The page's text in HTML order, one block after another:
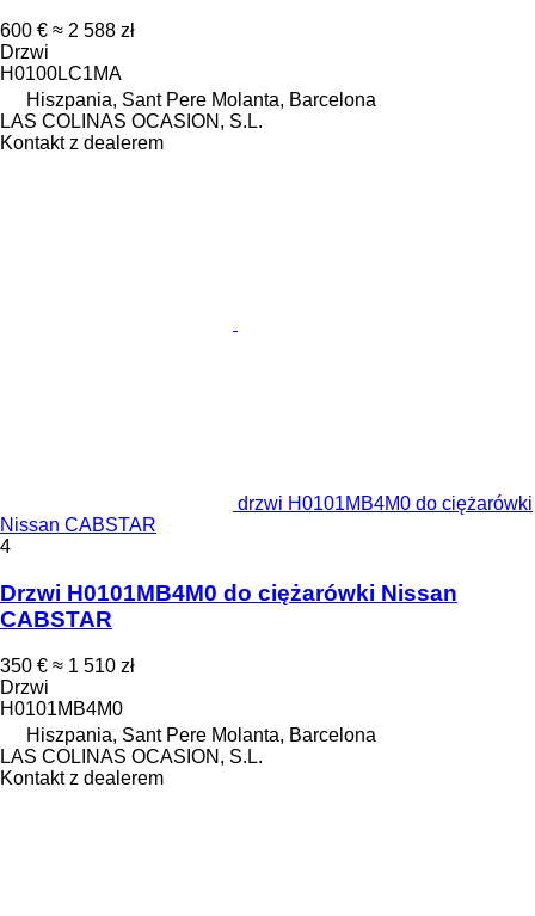
600 € ≈ 2 588 zł
Drzwi
H0100LC1MA
Hiszpania, Sant Pere Molanta, Barcelona
LAS COLINAS OCASION, S.L.
Kontakt z dealerem
drzwi H0101MB4M0 do ciężarówki
Nissan CABSTAR
4
Drzwi H0101MB4M0 do ciężarówki Nissan
CABSTAR
350 € ≈ 1 510 zł
Drzwi
H0101MB4M0
Hiszpania, Sant Pere Molanta, Barcelona
LAS COLINAS OCASION, S.L.
Kontakt z dealerem